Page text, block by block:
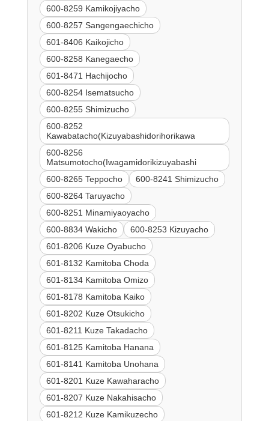
600-8259 Kamikojiyacho
600-8257 Sangengaechicho
601-8406 Kaikojicho
600-8258 Kanegaecho
601-8471 Hachijocho
600-8254 Isematsucho
600-8255 Shimizucho
600-8252
Kawabatacho(Kizuyabashidorihorikawa
600-8256
Matsumotocho(Iwagamidorikizuyabashi
600-8265 Teppocho
600-8241 Shimizucho
600-8264 Taruyacho
600-8251 Minamiyaoyacho
600-8834 Wakicho
600-8253 Kizuyacho
601-8206 Kuze Oyabucho
601-8132 Kamitoba Choda
601-8134 Kamitoba Omizo
601-8178 Kamitoba Kaiko
601-8202 Kuze Otsukicho
601-8211 Kuze Takadacho
601-8125 Kamitoba Hanana
601-8141 Kamitoba Unohana
601-8201 Kuze Kawaharacho
601-8207 Kuze Nakahisacho
601-8212 Kuze Kamikuzecho